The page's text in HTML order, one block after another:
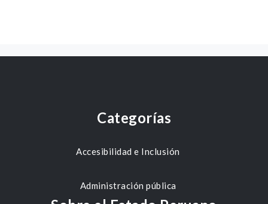
Categorías
Accesibilidad e Inclusión
Administración pública